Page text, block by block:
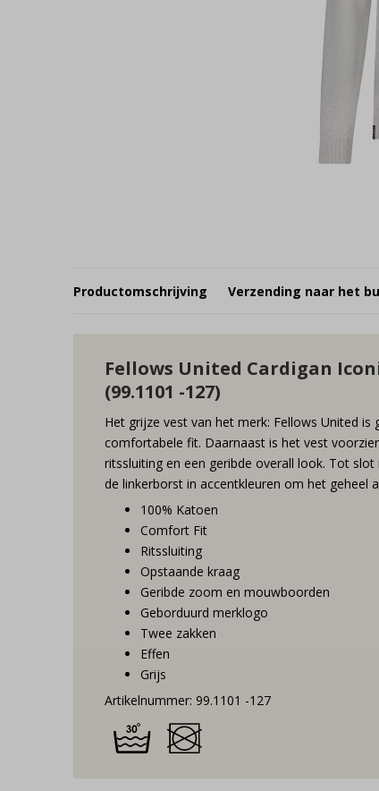
Productomschrijving Verzending naar het
Fellows United Cardigan
(99.1101 -127)
Het grijze vest van het merk: Fellows United
comfortabele fit. Daarnaast is het vest
ritssluiting en een geribde overall look. Tot
de linkerborst in accentkleuren om het geheel
100% Katoen
Comfort Fit
Ritssluiting
Opstaande kraag
Geribde zoom en mouwboorden
Geborduurd merklogo
Twee zakken
Effen
Grijs
Artikelnummer: 99.1101 -127